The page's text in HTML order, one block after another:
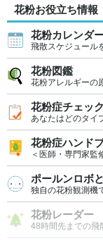
花粉お役立ち情報
花粉カレンダ
飛散スケジュール
花粉図鑑
花粉アレルギーの
花粉症チェッ
あなたはどのタイ
花粉症ハンド
＜医師・専門家監
ポールンロボ
独自の花粉観測機
花粉レーダー
48時間先までの飛